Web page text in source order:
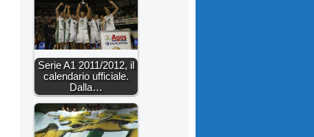
Serie A1 2011/2012, il
calendario ufficiale.
Dalla…